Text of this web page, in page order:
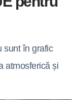
sunt în grafic
atmosferică și